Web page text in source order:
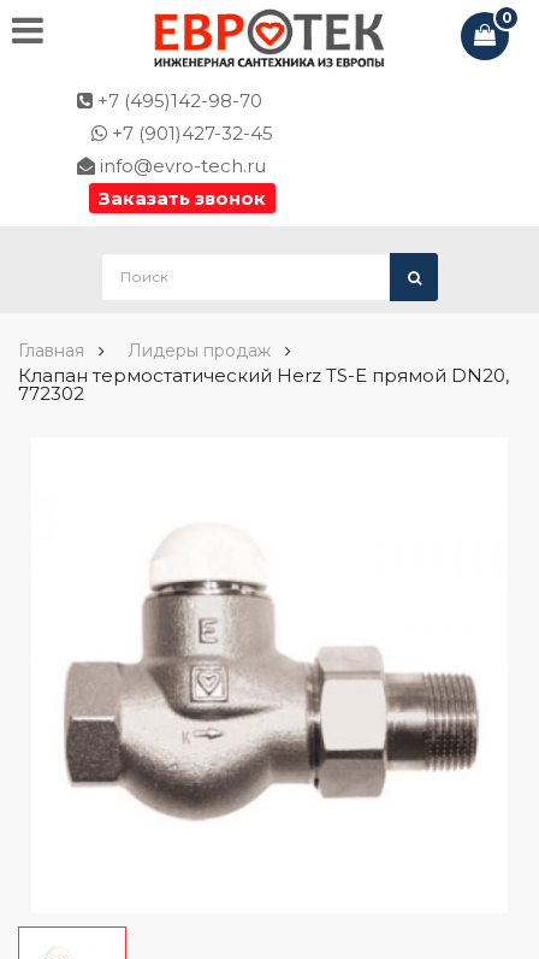
+7 (495)142-98-70
+7 (901)427-32-45
info@evro-tech.ru
Заказать звонок
0
Главная Лидеры продаж
Клапан термостатический Herz TS-E прямой DN20,
772302